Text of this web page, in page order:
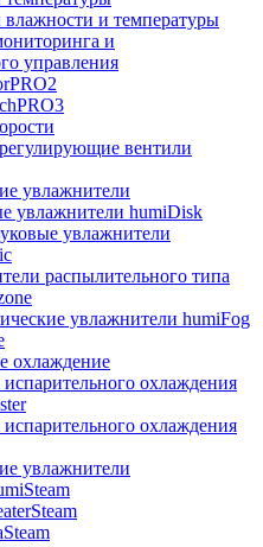
влажности и температуры
и
управления
вентили
увлажнители
увлажнители humiDisk
увлажнители
распылительного типа
увлажнители humiFog
охлаждение
охлаждения
охлаждения
увлажнители